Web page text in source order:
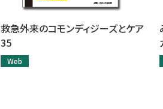
救急外来のコモンディジーズとケア
35
Web